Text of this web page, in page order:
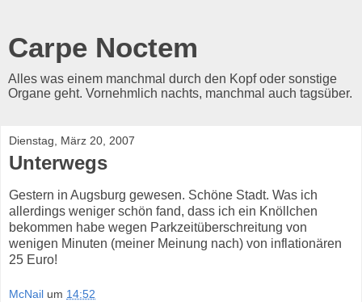
Carpe Noctem
Alles was einem manchmal durch den Kopf oder sonstige
Organe geht. Vornehmlich nachts, manchmal auch tagsüber.
Dienstag, März 20, 2007
Unterwegs
Gestern in Augsburg gewesen. Schöne Stadt. Was ich
allerdings weniger schön fand, dass ich ein Knöllchen
bekommen habe wegen Parkzeitüberschreitung von
wenigen Minuten (meiner Meinung nach) von inflationären
25 Euro!
McNail um 14:52